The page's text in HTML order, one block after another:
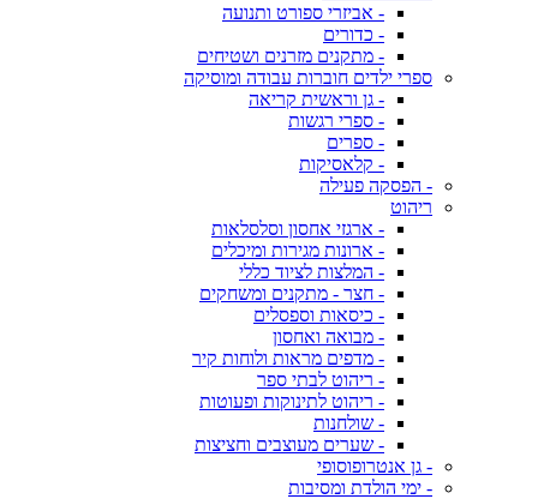
- אביזרי ספורט ותנועה
- כדורים
- מתקנים מזרנים ושטיחים
ספרי ילדים חוברות עבודה ומוסיקה
- גן וראשית קריאה
- ספרי רגשות
- ספרים
- קלאסיקות
- הפסקה פעילה
ריהוט
- ארגזי אחסון וסלסלאות
- ארונות מגירות ומיכלים
- המלצות לציוד כללי
- חצר - מתקנים ומשחקים
- כיסאות וספסלים
- מבואה ואחסון
- מדפים מראות ולוחות קיר
- ריהוט לבתי ספר
- ריהוט לתינוקות ופעוטות
- שולחנות
- שערים מעוצבים וחציצות
- גן אנטרופוסופי
- ימי הולדת ומסיבות